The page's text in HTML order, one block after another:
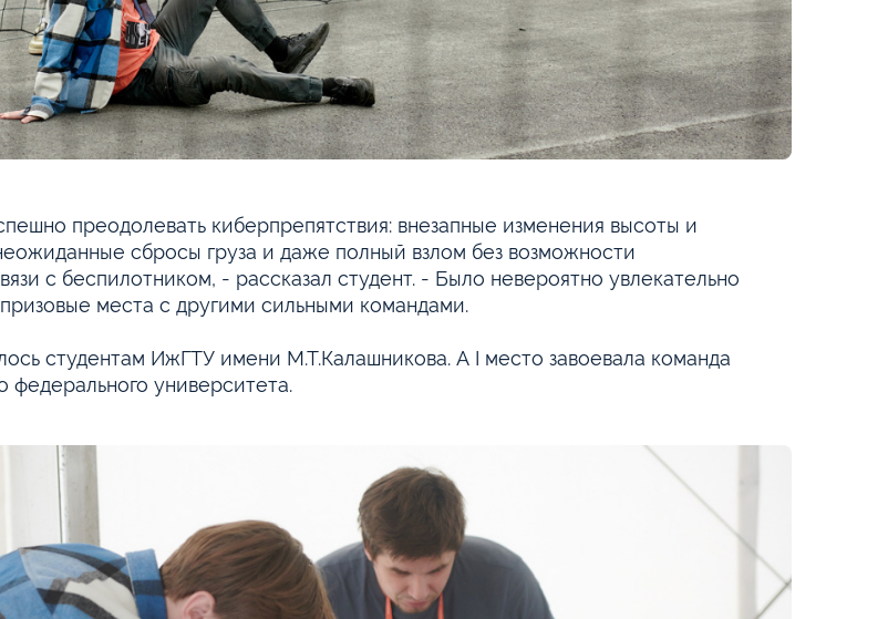
преодолевать киберпрепятствия: внезапные изменения высоты и
сбросы груза и даже полный взлом без возможности
с беспилотником, - рассказал студент. - Было невероятно увлекательно
места с другими сильными командами.
студентам ИжГТУ имени М.Т.Калашникова. А I место завоевала команда
федерального университета.